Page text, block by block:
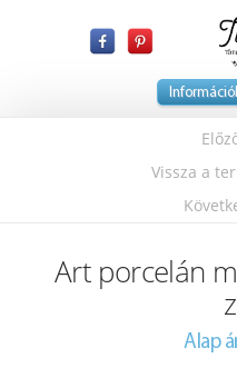
Vissza a
Art porcelán
Alap